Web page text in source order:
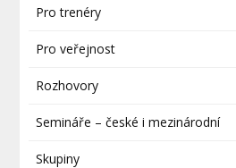
Pro trenéry
Pro veřejnost
Rozhovory
Semináře – české i mezinárodní
Skupiny